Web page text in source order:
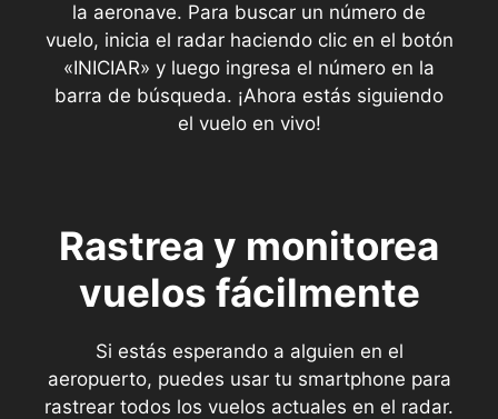
la aeronave. Para buscar un número de
vuelo, inicia el radar haciendo clic en el botón
«INICIAR» y luego ingresa el número en la
barra de búsqueda. ¡Ahora estás siguiendo
el vuelo en vivo!
Rastrea y monitorea
vuelos fácilmente
Si estás esperando a alguien en el
aeropuerto, puedes usar tu smartphone para
rastrear todos los vuelos actuales en el radar.